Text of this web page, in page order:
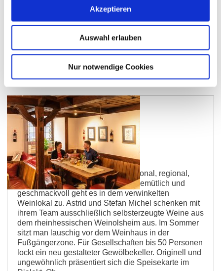
Akzeptieren
Auswahl erlauben
Nur notwendige Cookies
Mainz
Weinhaus Michel
Betriebsart: Weinstube Küche: saisonal, regional,
vegetarisch, Rheinhessen-Tapas Gemütlich und
geschmackvoll geht es in dem verwinkelten
Weinlokal zu. Astrid und Stefan Michel schenken mit
ihrem Team ausschließlich selbsterzeugte Weine aus
dem rheinhessischen Weinolsheim aus. Im Sommer
sitzt man lauschig vor dem Weinhaus in der
Fußgängerzone. Für Gesellschaften bis 50 Personen
lockt ein neu gestalteter Gewölbekeller. Originell und
ungewöhnlich präsentiert sich die Speisekarte im